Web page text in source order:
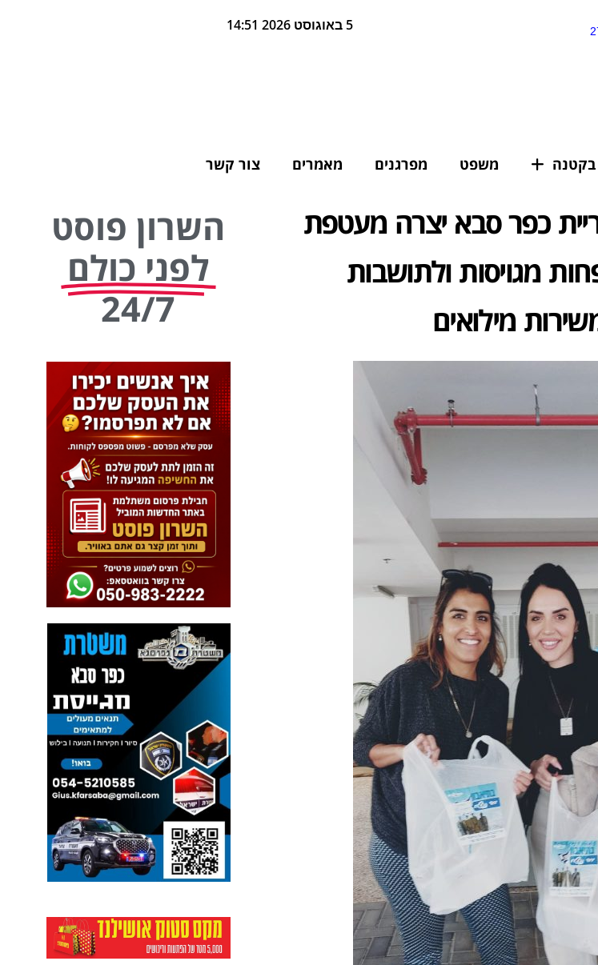
5 באוגוסט 2026 14:51
בקטנה משפט מפרגנים מאמרים צור קשר
כפר סבא יצרה מעטפת
מגויסות ולתושבות
מילואים
השרון פוסט
לפני כולם
24/7